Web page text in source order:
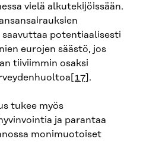
vielä alkutekijöissään.
potentiaalisesti
eurojen säästö, jos
tiiviimmin osaksi
[17] .
tukee myös
ja parantaa
monimuotoiset